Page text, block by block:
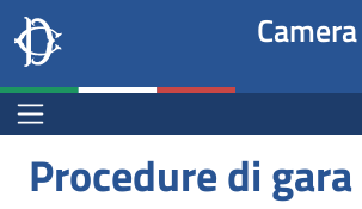
Salta al contenuto principale
Salta al menu di navigazione
Site
header
block
Camera dei deputati
Menu Bar block
Procedure di
Fine pagina
Salta al contenuto principale
Salta al menu di navigazione
Vai a inizio pagina